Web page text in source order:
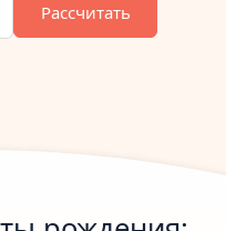
Рассчитать